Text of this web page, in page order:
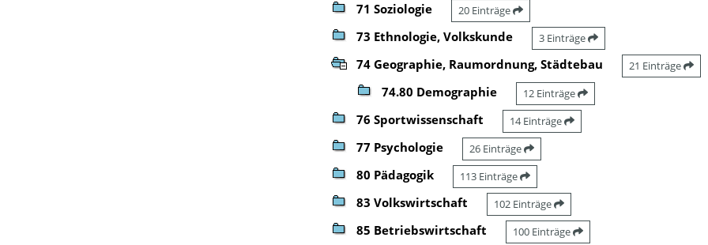
71 Soziologie 20 Einträge
73 Ethnologie, Volkskunde 3 Einträge
74 Geographie, Raumordnung, Städtebau 21 Einträge
74.80 Demographie 12 Einträge
76 Sportwissenschaft 14 Einträge
77 Psychologie 26 Einträge
80 Pädagogik 113 Einträge
83 Volkswirtschaft 102 Einträge
85 Betriebswirtschaft 100 Einträge